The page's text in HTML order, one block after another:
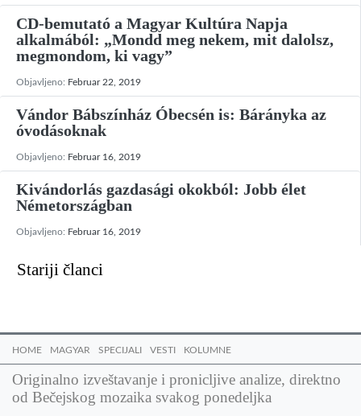
CD-bemutató a Magyar Kultúra Napja
alkalmából: „Mondd meg nekem, mit dalolsz,
megmondom, ki vagy”
Objavljeno: Februar 22, 2019
Vándor Bábszínház Óbecsén is: Bárányka az
óvodásoknak
Objavljeno: Februar 16, 2019
Kivándorlás gazdasági okokból: Jobb élet
Németországban
Objavljeno: Februar 16, 2019
Kretanje
Stariji članci
HOME MAGYAR SPECIJALI VESTI KOLUMNE
Originalno izveštavanje i pronicljive analize, direktno
od Bečejskog mozaika svakog ponedeljka